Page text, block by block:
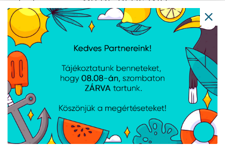
robotporszívó Q7-BF-PLUS-WH
Cikkszám:Q7BFPLUSWH Gyártói cikkszám:Q7-BF-PLUS-WH
8,000 Pa szívóteljesítmény, 3 szintes állítható vízáramlás, LiDAR
navigáció, HyperForce technológia, Dual Anti-Tangle rendszer, 0,46
l porgyűjtő kapacitás, 0,27 l víztartály, akkumulátor kapacitása 3200
mAh, 150 perc működési idő, 4,5 óra töltési idő